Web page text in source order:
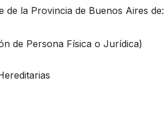
de la Provincia de Buenos Aires de:
de Persona Física o Jurídica)